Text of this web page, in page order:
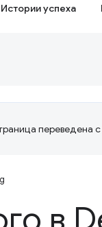
Истории успеха
переведена